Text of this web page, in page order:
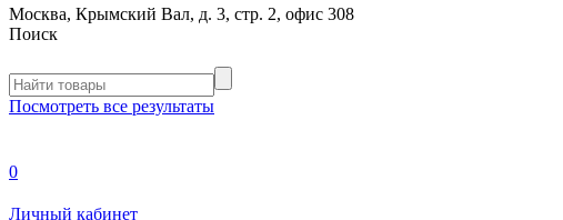
Москва, Крымский Вал, д. 3, стр. 2, офис 308
Поиск
Посмотреть все результаты
0
Личный кабинет